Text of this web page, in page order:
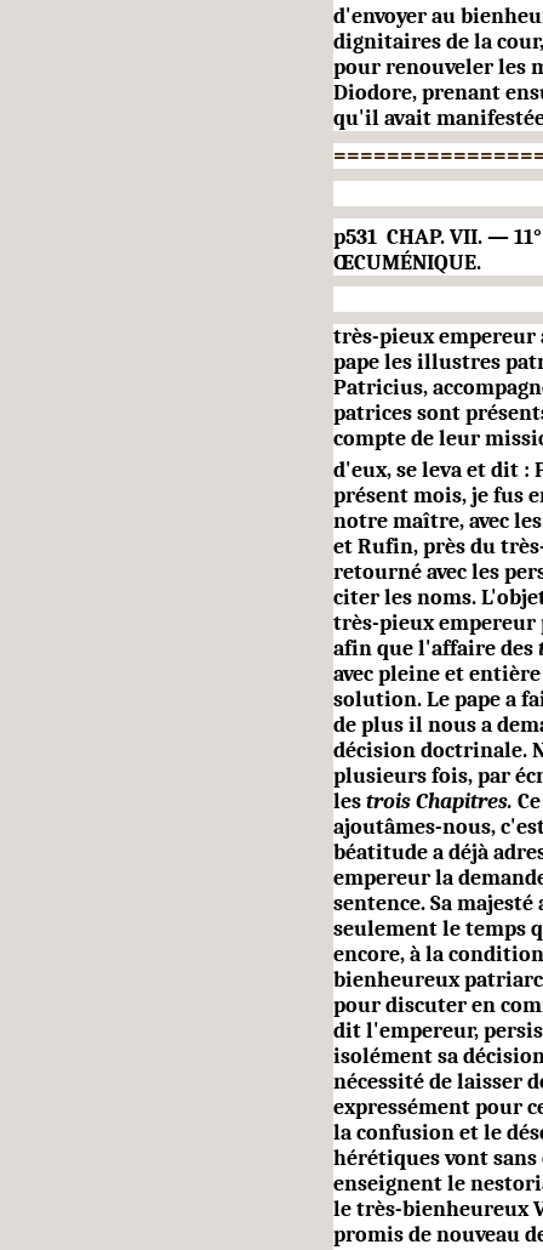
d'envoyer au
dignitaires de la
pour re­nouveler les
Diodore, prenant
qu'il avait
p531 CHAP. VII. —
ŒCUMÉNIQUE.
très-pieux
pape les illustres
Patricius,
patrices sont
compte de leur
d'eux, se leva et dit :
présent mois, je fus
notre maître, avec
et Rufin, près du
retourné avec les
citer les noms.
très-pieux empe­reur
afin que l'affaire des
avec pleine et
solution. Le pape a
de plus il nous a
décision doctrinale.
plusieurs fois, par
lestrois Chapitres.
ajoutâmes-nous,
béatitude a déjà
empereur la
sentence. Sa
seulement le temps
encore, à la
bienheureux
pour dis­cuter en
dit l'empereur,
isolément sa
nécessité de laisser
expressément pour
la confusion et le
héré­tiques vont sans
enseignent le
le très-bienheureux
promis de nouveau